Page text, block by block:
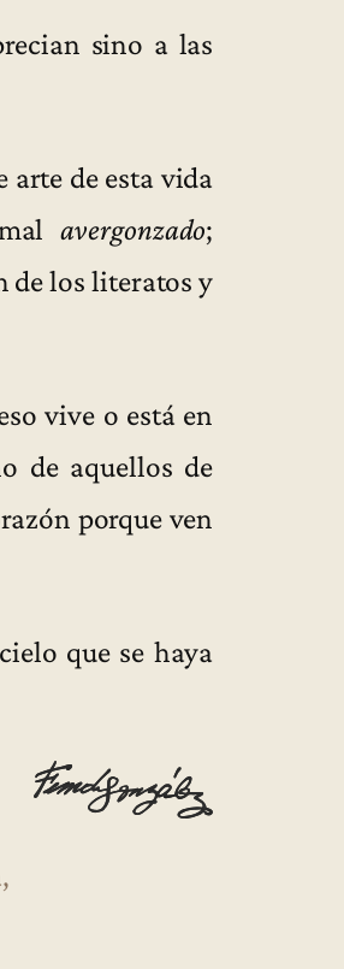
sino a las
arte de esta vida
avergonzado;
de los literatos y
vive o está en
de aquellos de
porque ven
que se haya